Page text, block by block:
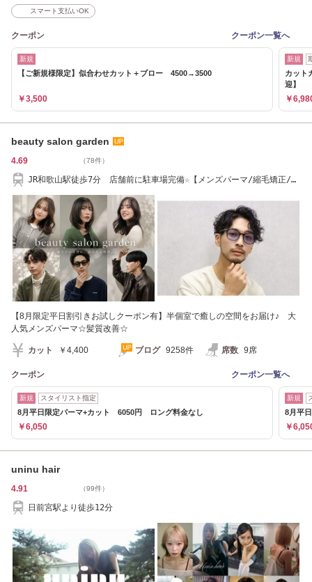
スマート支払いOK
クーポン クーポン一覧へ
新規
【ご新規様限定】似合わせカット＋ブロー 4500→3500
￥3,500
新規
カット
迎】
￥
beauty salon garden
4.69 （78件）
JR和歌山駅徒歩7分 店舗前に駐車場完備☆【メンズパーマ/縮毛矯正/髪
【8月限定平日割引きお試しクーポン有】半個室で癒しの空間をお届け♪ 大
人気メンズパーマ☆髪質改善☆
カット ￥4,400 ブログ 9258件 席数 9席
クーポン クーポン一覧へ
新規 スタイリスト指定
8月平日限定パーマ+カット 6050円 ロング料金なし
￥6,050
新規
8月平
￥
uninu hair
4.91 （99件）
日前宮駅より徒歩12分